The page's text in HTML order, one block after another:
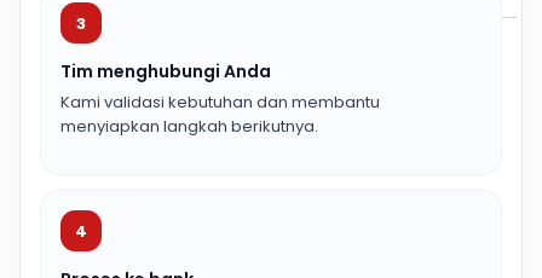
3
Tim menghubungi Anda
Kami validasi kebutuhan dan membantu
menyiapkan langkah berikutnya.
4